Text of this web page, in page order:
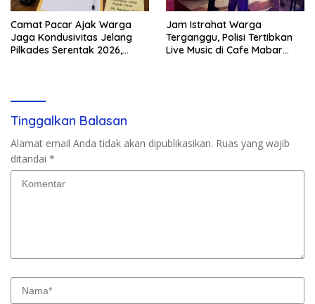
Camat Pacar Ajak Warga
Jaga Kondusivitas Jelang
Pilkades Serentak 2026,
Jam Istrahat Warga
Terganggu, Polisi Tertibkan
Live Music di Cafe Mabar
Tinggalkan Balasan
Alamat email Anda tidak akan dipublikasikan. Ruas yang wajib
ditandai *